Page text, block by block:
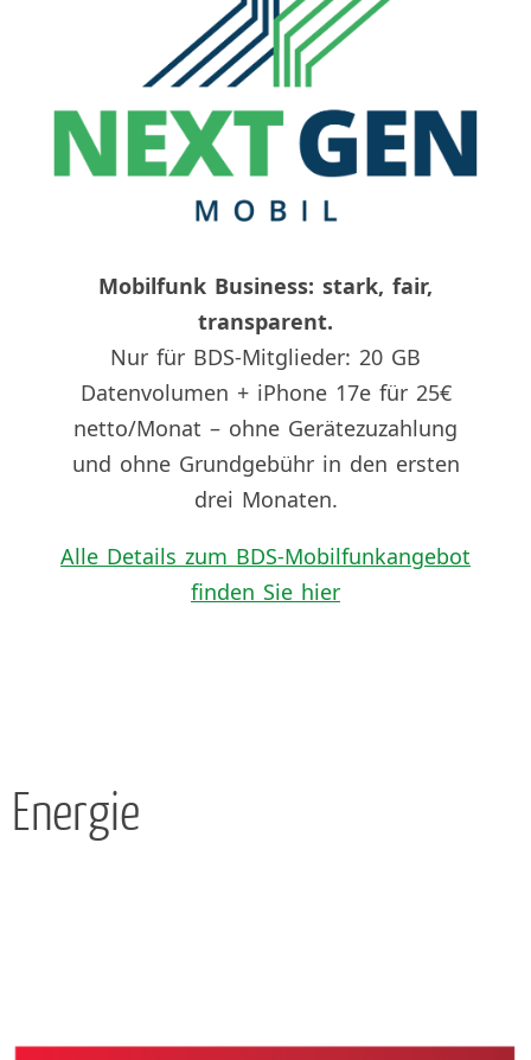
Mobilfunk Business: stark, fair,
transparent.
Nur für BDS-Mitglieder: 20 GB
Datenvolumen + iPhone 17e für 25€
netto/Monat – ohne Gerätezuzahlung
und ohne Grundgebühr in den ersten
drei Monaten.
Alle Details zum BDS-Mobilfunkangebot
finden Sie hier
Energie